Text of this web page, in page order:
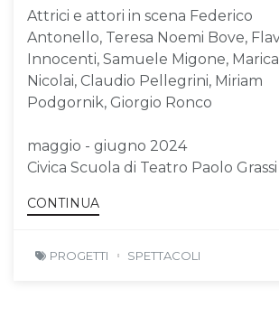
Attrici e attori in scena Federico
Antonello, Teresa Noemi Bove,
Innocenti, Samuele Migone, Marica
Nicolai, Claudio Pellegrini, Miriam
Podgornik, Giorgio Ronco
maggio - giugno 2024
Civica Scuola di Teatro Paolo Grassi
CONTINUA
PROGETTI SPETTACOLI